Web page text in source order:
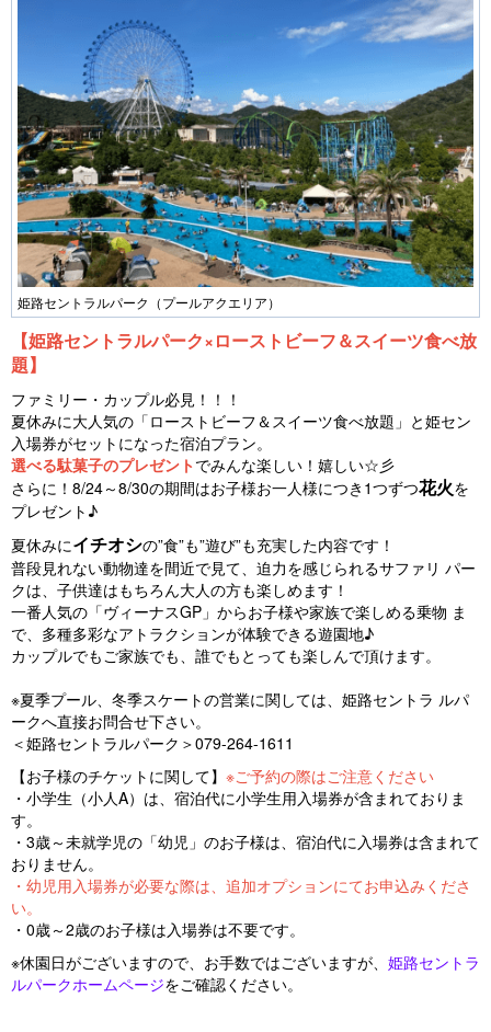
姫路セントラルパーク（プールアクエリア）
【姫路セントラルパーク×ローストビーフ＆スイーツ食べ放
題】
ファミリー・カップル必見！！！
夏休みに大人気の「ローストビーフ＆スイーツ食べ放題」と姫セン
入場券がセットになった宿泊プラン。
選べる駄菓子のプレゼントでみんな楽しい！嬉しい☆彡
さらに！8/24～8/30の期間はお子様お一人様につき1つずつ花火を
プレゼント♪
夏休みにイチオシの”食”も”遊び”も充実した内容です！
普段見れない動物達を間近で見て、迫力を感じられるサファリ パー
クは、子供達はもちろん大人の方も楽しめます！
一番人気の「ヴィーナスGP」からお子様や家族で楽しめる乗物 ま
で、多種多彩なアトラクションが体験できる遊園地♪
カップルでもご家族でも、誰でもとっても楽しんで頂けます。
※夏季プール、冬季スケートの営業に関しては、姫路セントラ ルパ
ークへ直接お問合せ下さい。
＜姫路セントラルパーク＞079-264-1611
【お子様のチケットに関して】 ※ご予約の際はご注意ください
・小学生（小人A） は、宿泊代に小学生用入場券が含まれておりま
す。
・3歳～未就学児の「幼児」のお子様は、宿泊代に入場券は含まれて
おりません。
・幼児用入場券が必要な際は、追加オプションにてお申込みくださ
い。
・0歳～2歳のお子様は入場券は不要です。
※休園日がございますので、お手数ではございますが、 姫路セントラ
ルパークホームページをご確認ください。